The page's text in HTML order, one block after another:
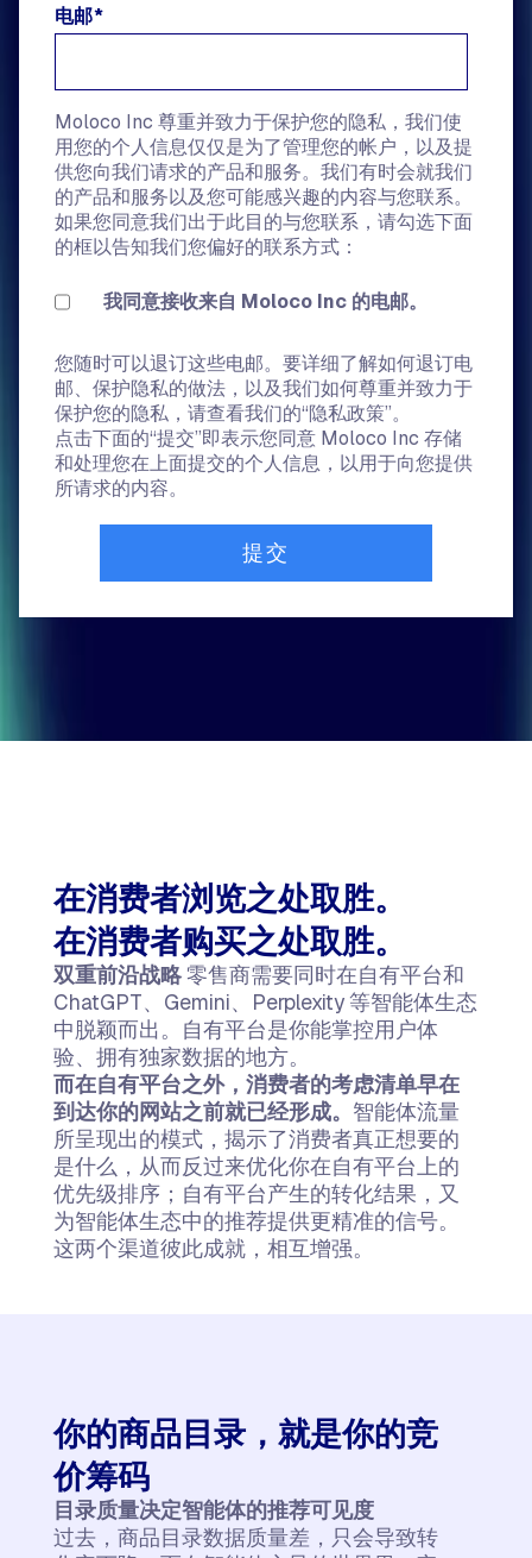
电邮*
Moloco Inc 尊重并致力于保护您的隐私，我们使
用您的个人信息仅仅是为了管理您的帐户，以及提
供您向我们请求的产品和服务。我们有时会就我们
的产品和服务以及您可能感兴趣的内容与您联系。
如果您同意我们出于此目的与您联系，请勾选下面
的框以告知我们您偏好的联系方式：
我同意接收来自 Moloco Inc 的电邮。
您随时可以退订这些电邮。要详细了解如何退订电
邮、保护隐私的做法，以及我们如何尊重并致力于
保护您的隐私，请查看我们的“隐私政策”。
点击下面的“提交”即表示您同意 Moloco Inc 存储
和处理您在上面提交的个人信息，以用于向您提供
所请求的内容。
在消费者浏览之处取胜。
在消费者购买之处取胜。
双重前沿战略零售商需要同时在自有平台和
ChatGPT、Gemini、Perplexity 等智能体生态
中脱颖而出。自有平台是你能掌控用户体
验、拥有独家数据的地方。
而在自有平台之外，消费者的考虑清单早在
到达你的网站之前就已经形成。 智能体流量
所呈现出的模式，揭示了消费者真正想要的
是什么，从而反过来优化你在自有平台上的
优先级排序；自有平台产生的转化结果，又
为智能体生态中的推荐提供更精准的信号。
这两个渠道彼此成就，相互增强。
你的商品目录，就是你的竞
价筹码
目录质量决定智能体的推荐可见度
过去，商品目录数据质量差，只会导致转